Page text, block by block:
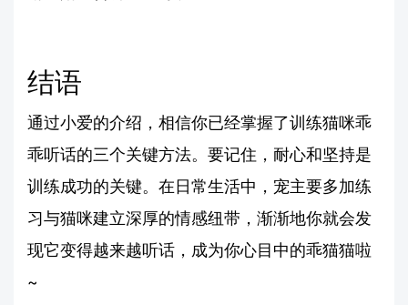
结语
通过小爱的介绍，相信你已经掌握了训练猫咪乖
乖听话的三个关键方法。要记住，耐心和坚持是
训练成功的关键。在日常生活中，宠主要多加练
习与猫咪建立深厚的情感纽带，渐渐地你就会发
现它变得越来越听话，成为你心目中的乖猫猫啦
~